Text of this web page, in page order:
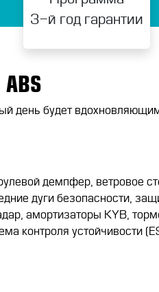
3-й год гарантии
день будет
демпфер, ветровое
дуги безопасности,
амортизаторы KYB,
контроля устойчивости